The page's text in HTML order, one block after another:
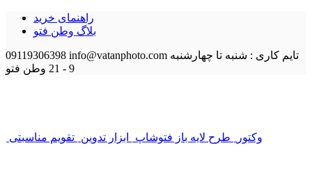
راهنمای خرید
بلاگ وطن فتو
09119306398 info@vatanphoto.com تایم کاری : شنبه تا چهارشنبه
9 - 21
وطن فتو
وکتور طرح لایه باز فتوشاپ ابزار تدوین تقویم مناسبتی